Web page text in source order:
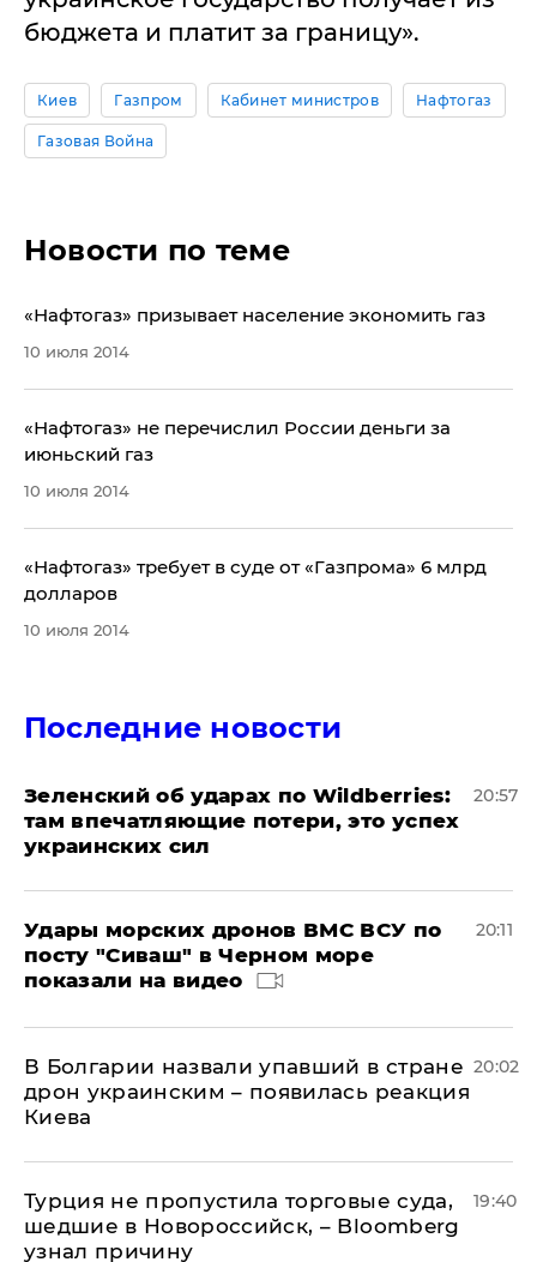
бюджета и платит за границу».
Киев Газпром Кабинет министров Нафтогаз
Газовая Война
Новости по теме
«Нафтогаз» призывает население экономить газ
10 июля 2014
«Нафтогаз» не перечислил России деньги за
июньский газ
10 июля 2014
«Нафтогаз» требует в суде от «Газпрома» 6 млрд
долларов
10 июля 2014
Последние новости
Зеленский об ударах по Wildberries:
там впечатляющие потери, это успех
украинских сил
20:57
Удары морских дронов ВМС ВСУ по
посту "Сиваш" в Черном море
показали на видео
20:11
В Болгарии назвали упавший в стране
дрон украинским – появилась реакция
Киева
20:02
Турция не пропустила торговые суда,
шедшие в Новороссийск, – Bloomberg
узнал причину
19:40